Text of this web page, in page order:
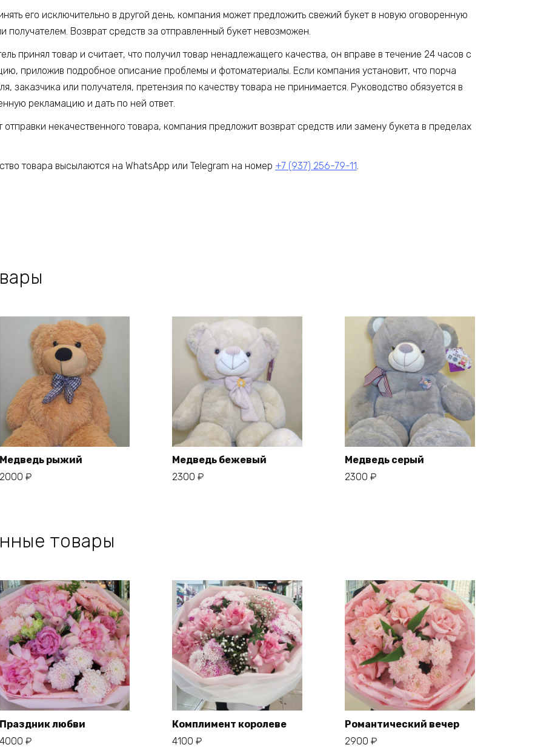
его исключительно в другой день, компания может предложить свежий букет в новую оговоренную
получателем. Возврат средств за отправленный букет невозможен.
принял товар и считает, что получил товар ненадлежащего качества, он вправе в течение 24 часов с
приложив подробное описание проблемы и фотоматериалы. Если компания установит, что порча
заказчика или получателя, претензия по качеству товара не принимается. Руководство обязуется в
рекламацию и дать по ней ответ.
некачественного товара, компания предложит возврат средств или замену букета в пределах
товара высылаются на WhatsApp или Telegram на номер +7 (937) 256-79-11.
Медведь рыжий
2000 ₽
Медведь бежевый
2300 ₽
Медведь серый
2300 ₽
товары
Праздник любви
4000 ₽
Комплимент королеве
4100 ₽
Романтический вечер
2900 ₽